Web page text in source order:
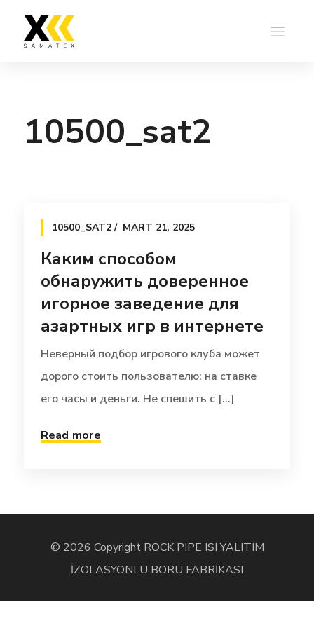
10500_sat2
10500_SAT2 MART 21, 2025
Каким способом
обнаружить доверенное
игорное заведение для
азартных игр в интернете
Неверный подбор игрового клуба может
дорого стоить пользователю: на ставке
его часы и деньги. Не спешить с [...]
Read more
© 2026 Copyright ROCK PIPE ISI YALITIM
İZOLASYONLU BORU FABRİKASI